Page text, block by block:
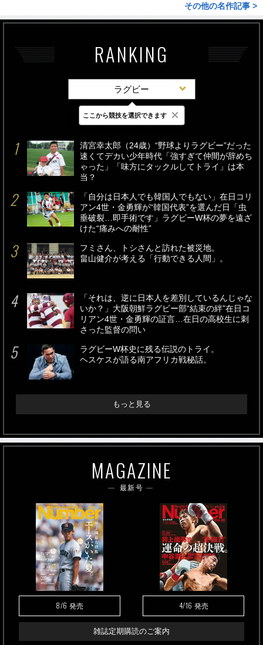
その他の名作記事 >
RANKING
ラグビー
最新 24時間 週間
清宮幸太郎（24歳）“野球よりラグビー”だった
速くてデカい少年時代「強すぎて仲間が辞めち
ゃった」「味方にタックルしてトライ」は本
当？
「自分は日本人でも韓国人でもない」在日コリ
アン4世・金勇輝が“韓国代表”を選んだ日「虫
垂破裂…即手術です」ラグビーW杯の夢を遠ざ
けた“痛みへの耐性”
フミさん、トシさんと訪れた被災地。
畠山健介が考える「行動できる人間」。
「それは、逆に日本人を差別しているんじゃな
いか？」大阪朝鮮ラグビー部“結束の絆”在日コ
リアン4世・金勇輝の証言…在日の高校生に刺
さった監督の問い
ラグビーW杯史に残る伝説のトライ。
ヘスケスが語る南アフリカ戦秘話。
もっと見る
MAGAZINE
最新号
8/6 発売 4/16 発売
雑誌定期購読のご案内
ここから競技を選択できます ×